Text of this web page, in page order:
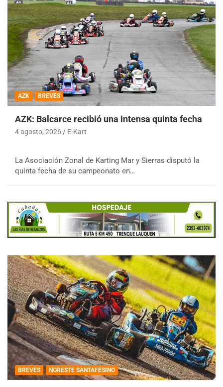
AZK BREVES
AZK: Balcarce recibió una intensa quinta fecha
4 agosto, 2026 E-Kart
La Asociación Zonal de Karting Mar y Sierras disputó la
quinta fecha de su campeonato en…
BREVES NORESTE SANTAFESINO